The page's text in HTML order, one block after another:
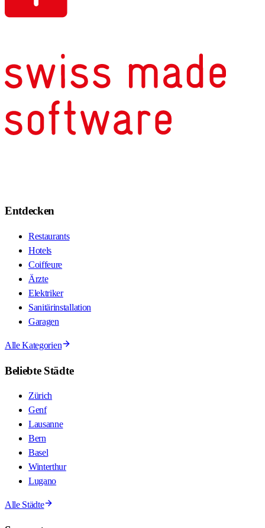
Entdecken
Restaurants
Hotels
Coiffeure
Ärzte
Elektriker
Sanitärinstallation
Garagen
Alle Kategorien
Beliebte Städte
Zürich
Genf
Lausanne
Bern
Basel
Winterthur
Lugano
Alle Städte